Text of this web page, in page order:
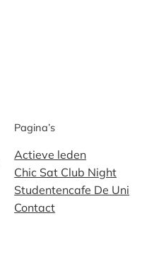
Pagina’s
Actieve leden
Chic Sat Club Night
Studentencafe De Uni
Contact